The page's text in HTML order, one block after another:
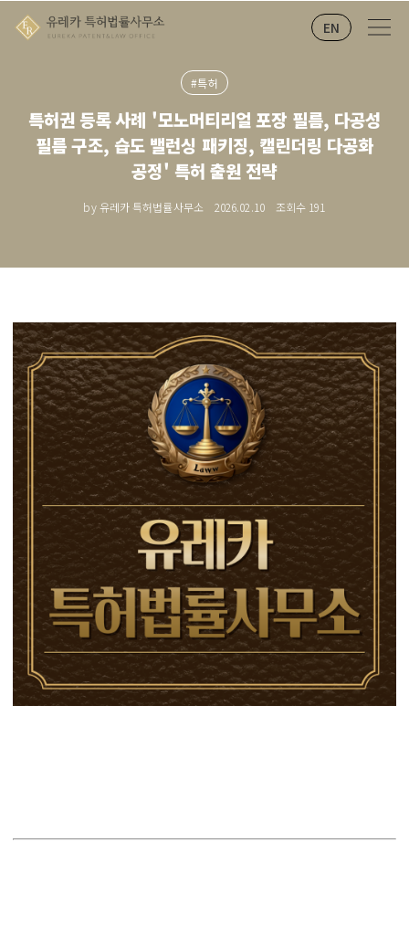
EN
#특허
특허권 등록 사례 '모노머티리얼 포장 필름, 다공성
필름 구조, 습도 밸런싱 패키징, 캘린더링 다공화
공정' 특허 출원 전략
by 유레카 특허법률사무소 2026.02.10 조회수 191